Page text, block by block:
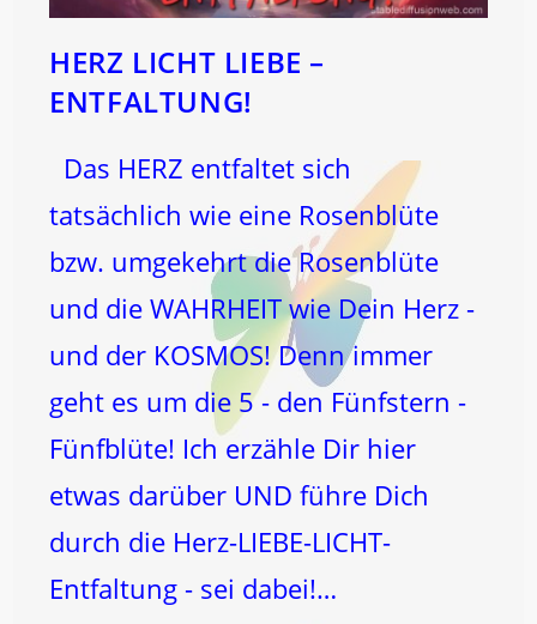
HERZ LICHT LIEBE –
ENTFALTUNG!
Das HERZ entfaltet sich
tatsächlich wie eine Rosenblüte
bzw. umgekehrt die Rosenblüte
und die WAHRHEIT wie Dein Herz -
und der KOSMOS! Denn immer
geht es um die 5 - den Fünfstern -
Fünfblüte! Ich erzähle Dir hier
etwas darüber UND führe Dich
durch die Herz-LIEBE-LICHT-
Entfaltung - sei dabei!…